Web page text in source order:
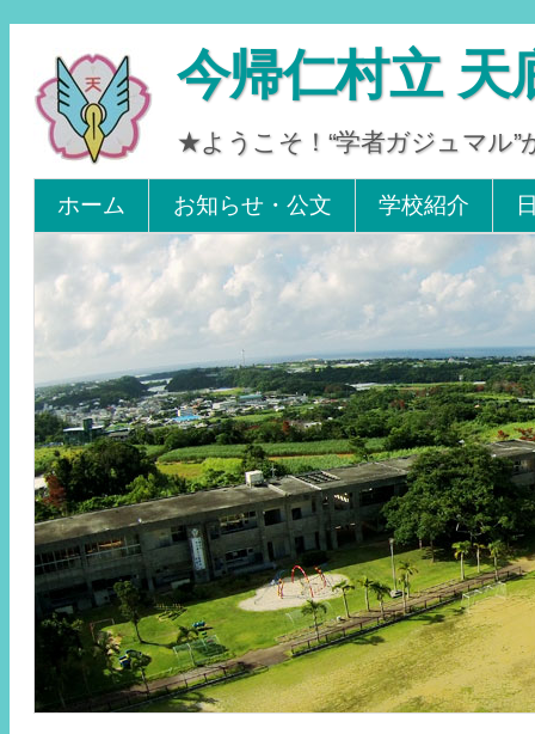
今帰仁村立 天
★ようこそ！“学者ガジュマル
Tel 0980-56-2405. Fax 0980-56-2242
ホーム お知らせ・公文 学校紹介